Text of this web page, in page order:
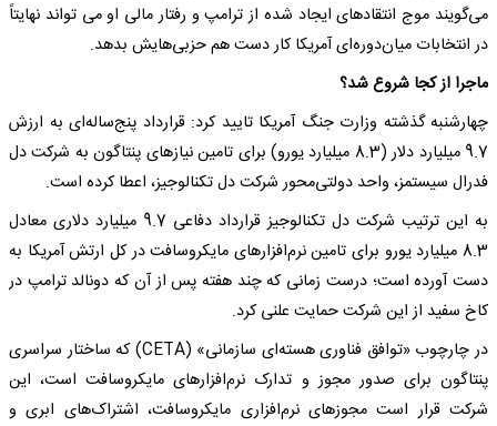
می‌گویند موج انتقاد‌های ایجاد شده از ترامپ و رفتار مالی او می تواند نهایتاً
در انتخابات میان‌دوره‌ای آمریکا کار دست هم حزبی‌هایش بدهد.
ماجرا از کجا شروع شد؟
چهارشنبه گذشته وزارت جنگ آمریکا تایید کرد: قرارداد پنج‌ساله‌ای به ارزش
9.7 میلیارد دلار (8.3 میلیارد یورو) برای تامین نیازهای پنتاگون به شرکت دل
فدرال سیستمز، واحد دولتی‌محور شرکت دل تکنالوجیز، اعطا کرده است.
به این ترتیب شرکت دل تکنالوجیز قرارداد دفاعی 9.7 میلیارد دلاری معادل
8.3 میلیارد یورو برای تامین نرم‌افزارهای مایکروسافت در کل ارتش آمریکا به
دست آورده است؛ درست زمانی که چند هفته پس از آن که دونالد ترامپ در
کاخ سفید از این شرکت حمایت علنی کرد.
در چارچوب «توافق فناوری هسته‌ای سازمانی» (CETA) که ساختار سراسری
پنتاگون برای صدور مجوز و تدارک نرم‌افزارهای مایکروسافت است، این
شرکت قرار است مجوزهای نرم‌افزاری مایکروسافت، اشتراک‌های ابری و